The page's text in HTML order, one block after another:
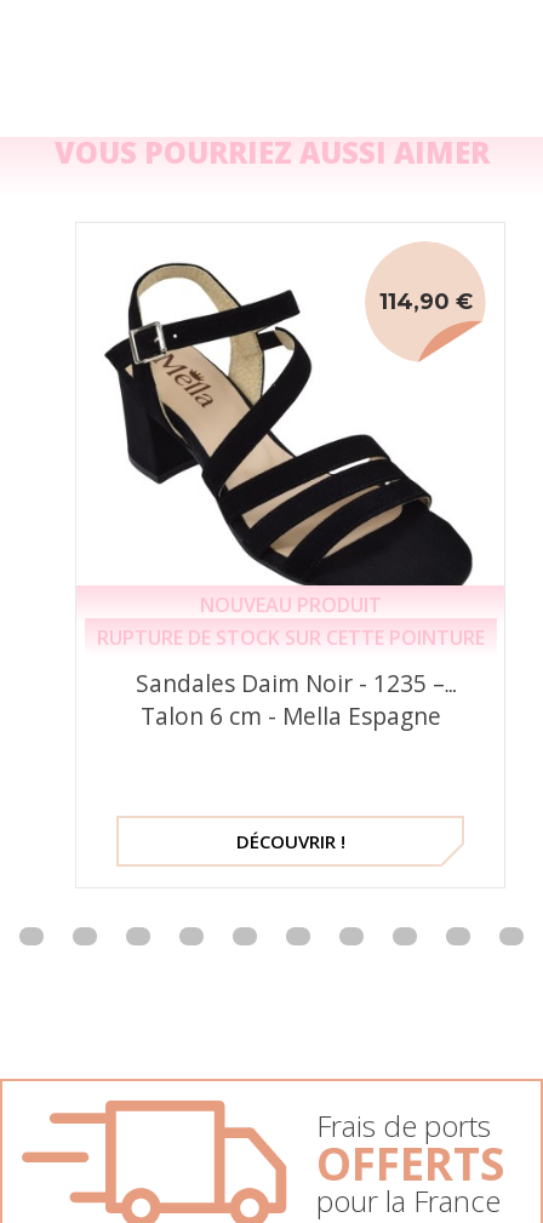
VOUS POURRIEZ AUSSI AIMER
NOUVEAU PRODUIT
RUPTURE DE STOCK SUR CETTE POINTURE
Sandales Daim Noir - 1235 –
Talon 6 cm - Mella Espagne
114,90 €
DÉCOUVRIR !
Frais de ports
OFFERTS
pour la France